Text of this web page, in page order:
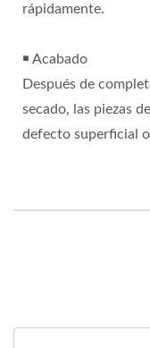
rápidamente.
￭ Acabado
Después de
secado, las piezas
defecto superficial